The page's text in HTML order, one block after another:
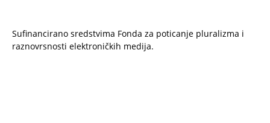
Sufinancirano sredstvima Fonda za poticanje pluralizma i
raznovrsnosti elektroničkih medija.